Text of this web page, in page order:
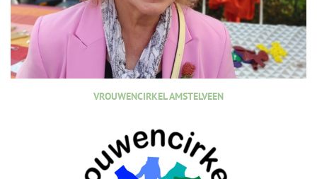
VROUWENCIRKEL AMSTELVEEN